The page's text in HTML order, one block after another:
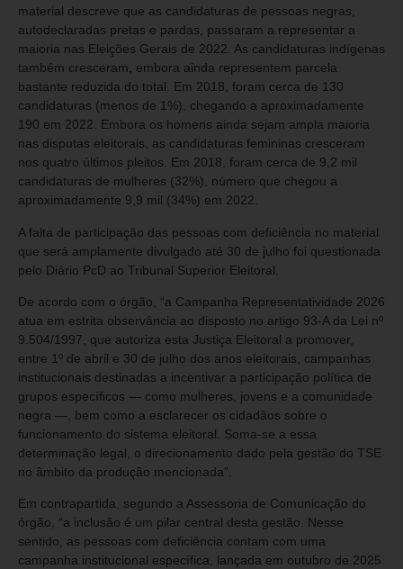
material descreve que as candidaturas de pessoas negras,
autodeclaradas pretas e pardas, passaram a representar a
maioria nas Eleições Gerais de 2022. As candidaturas indígenas
também cresceram, embora ainda representem parcela
bastante reduzida do total. Em 2018, foram cerca de 130
candidaturas (menos de 1%), chegando a aproximadamente
190 em 2022. Embora os homens ainda sejam ampla maioria
nas disputas eleitorais, as candidaturas femininas cresceram
nos quatro últimos pleitos. Em 2018, foram cerca de 9,2 mil
candidaturas de mulheres (32%), número que chegou a
aproximadamente 9,9 mil (34%) em 2022.
A falta de participação das pessoas com deficiência no material
que será amplamente divulgado até 30 de julho foi questionada
pelo Diário PcD ao Tribunal Superior Eleitoral.
De acordo com o órgão, “a Campanha Representatividade 2026
atua em estrita observância ao disposto no artigo 93-A da Lei nº
9.504/1997, que autoriza esta Justiça Eleitoral a promover,
entre 1º de abril e 30 de julho dos anos eleitorais, campanhas
institucionais destinadas a incentivar a participação política de
grupos específicos — como mulheres, jovens e a comunidade
negra —, bem como a esclarecer os cidadãos sobre o
funcionamento do sistema eleitoral. Soma-se a essa
determinação legal, o direcionamento dado pela gestão do TSE
no âmbito da produção mencionada”.
Em contrapartida, segundo a Assessoria de Comunicação do
órgão, “a inclusão é um pilar central desta gestão. Nesse
sentido, as pessoas com deficiência contam com uma
campanha institucional específica, lançada em outubro de 2025